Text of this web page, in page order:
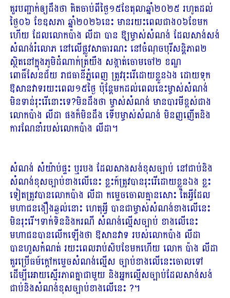
គួរបញ្ជាក់ឲ្យដឹងថា គិតចាប់ពីថ្ងៃ១៥ខែតុលាឆ្នាំ២០២៥ រហូតដល់
ថ្ងៃ០៦ ខែឧសភា ឆ្នាំ២០២៦នេះ មានរយះពេលជាង០៦ខែមក
ហើយ ដែលលោកប៉ាង លីដា បាន ឱ្យម្ចាស់សំណង់ ដែលសាង់សង់
សំណង់រំលោភ នៅលើផ្លូវសាធារណះ នៅចំណុចបុរីសន្តិភាព២
ស្ថិតនៅក្នុងភូមិដំណាក់ត្រយឹង សង្កាត់ចោមចៅ២ ខណ្ឌ
ពោធិ៍សែនជ័យ រាជធានីភ្នំពេញ ត្រូវរុះរើដោយខ្លួនឯង ដោយទុក
ឱសានវាទរយះពេល១៥ថ្ងៃ ប៉ុន្តែមកដល់ពេលនេះម្ចាស់សំណង់
មិនទាន់រុះរើនោះទេ?មិនដឹងថា ម្ចាស់សំណង់ មានបារមីខ្ពស់ជាង
លោកប៉ាង លីដា ផងក៏មិនដឹង ទើបម្ចាស់សំណង់ មិនញញើតនិង
ការណែនាំរបស់លោកប៉ាង លីដា។
សំណង់ សំយ៉ាប់ផ្ទះ ឬរបង ដែលសាងសង់ខុសច្បាប់ នៅជាប់និង
សំណង់ខុសច្បាប់ខាងលើនេះ ខ្លះក៍ត្រូវបានរុះរើដោយខ្លួនឯង ខ្លះ
ទៀតត្រូវបានលោកប៉ាង លីដា កម្ទេចចោលគ្មានសោះ តែអ្វីដែល
មហាជនងឿងឆ្ងល់នោះ ហេតុអ្វី បានជាម្ចាស់សំណង់ខាងលើនេះ
មិនរុះរើ។ទាក់ទិននិងករណី សំណង់ល្មើសច្បាប់ ខាងលើនេះ
មហាជនបានលើកឡើងថា ឱសានវាទ របស់លោកប៉ាង លីដា
បានហួសកំណត់ រយះពេលរាប់សិបខែមកហើយ លោក ប៉ាង លីដា
គួរប្រើធម៍ក្តៅកម្ទេចសំណង់ល្មើស ច្បាប់ខាងលើនេះចោលទៅ
ដើម្បីអោយស្មើរភាពគ្នាជាមួយ និងអ្នកល្មើសច្បាប់ដែលសាង់សង់
ជាប់និងសំណង់ខុសច្បាប់ខាងលើនេះ ?។